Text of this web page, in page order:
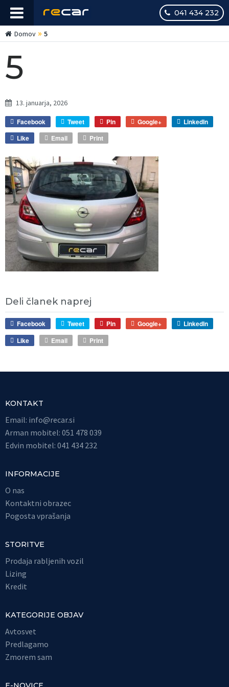
041 434 232
Domov » 5
5
13. januarja, 2026
Facebook Tweet Pin Google+
LinkedIn
Like
Email Print
Deli članek naprej
Facebook Tweet Pin Google+
LinkedIn
Like
Email Print
KONTAKT
Email: info@recar.si
Arman mobitel: 051 478 039
Edvin mobitel: 041 434 232
INFORMACIJE
O nas
Kontaktni obrazec
Pogosta vprašanja
STORITVE
Prodaja rabljenih vozil
Lizing
Kredit
KATEGORIJE OBJAV
Avtosvet
Predlagamo
Zmorem sam